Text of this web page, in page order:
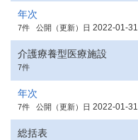
年次
7件 公開（更新）日 2022-01-31
介護療養型医療施設
7件
年次
7件 公開（更新）日 2022-01-31
総括表